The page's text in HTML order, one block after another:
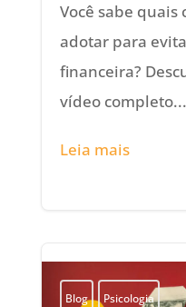
Você sabe
adotar para
financeira?
vídeo
Leia mais
Blog Psicologia